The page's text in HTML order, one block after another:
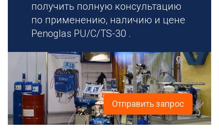
получить полную консультацию
по применению, наличию и цене
Penoglas PU/C/TS-30 .
Отправить запрос